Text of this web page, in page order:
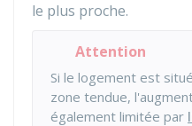
le plus proche.
Attention
Si le logement est
zone tendue,
également limitée par